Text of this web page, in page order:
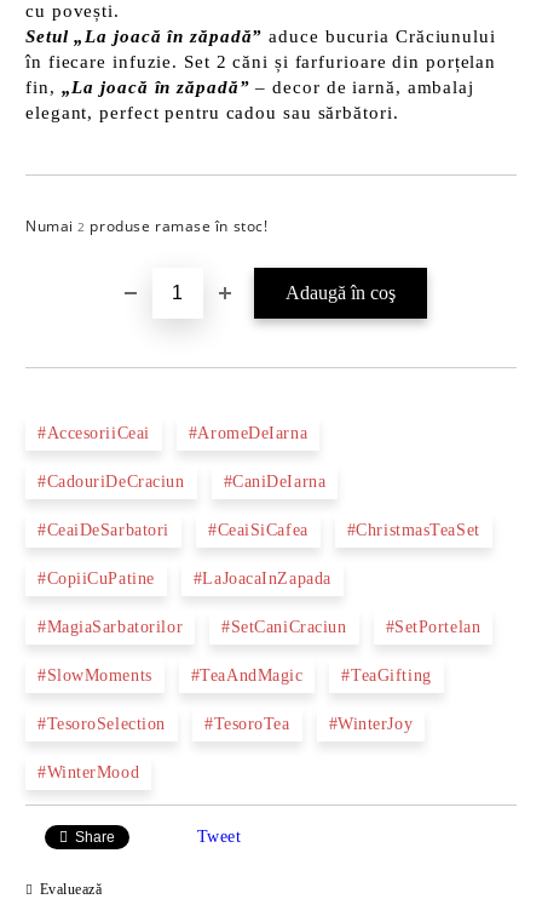
cu povești.
Setul „La joacă în zăpadă” aduce bucuria Crăciunului
în fiecare infuzie. Set 2 căni și farfurioare din porțelan
fin, „La joacă în zăpadă” – decor de iarnă, ambalaj
elegant, perfect pentru cadou sau sărbători.
Numai2 produse ramase în stoc!
#AccesoriiCeai #AromeDeIarna
#CadouriDeCraciun #CaniDeIarna
#CeaiDeSarbatori #CeaiSiCafea #ChristmasTeaSet
#CopiiCuPatine #LaJoacaInZapada
#MagiaSarbatorilor #SetCaniCraciun #SetPortelan
#SlowMoments #TeaAndMagic #TeaGifting
#TesoroSelection #TesoroTea #WinterJoy
#WinterMood
Share Tweet
Evaluează